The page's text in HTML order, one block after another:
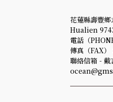
花蓮縣壽豐
Hualien
電話（
傳真（FAX
聯絡信箱 -